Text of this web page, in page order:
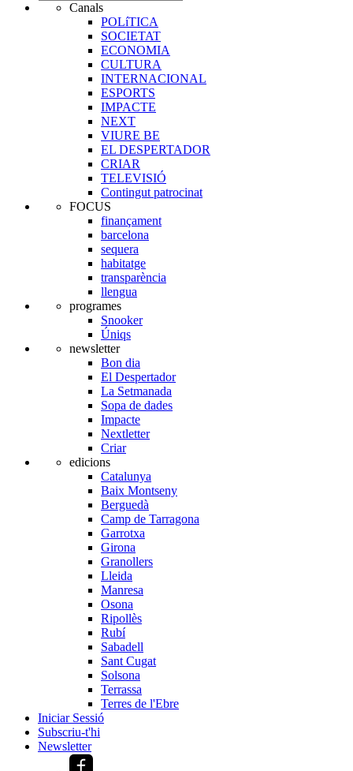
Canals
POLíTICA
SOCIETAT
ECONOMIA
CULTURA
INTERNACIONAL
ESPORTS
IMPACTE
NEXT
VIURE BE
EL DESPERTADOR
CRIAR
TELEVISIÓ
Contingut patrocinat
FOCUS
finançament
barcelona
sequera
habitatge
transparència
llengua
programes
Snooker
Úniqs
newsletter
Bon dia
El Despertador
La Setmanada
Sopa de dades
Impacte
Nextletter
Criar
edicions
Catalunya
Baix Montseny
Berguedà
Camp de Tarragona
Garrotxa
Girona
Granollers
Lleida
Manresa
Osona
Ripollès
Rubí
Sabadell
Sant Cugat
Solsona
Terrassa
Terres de l'Ebre
Iniciar Sessió
Subscriu-t'hi
Newsletter